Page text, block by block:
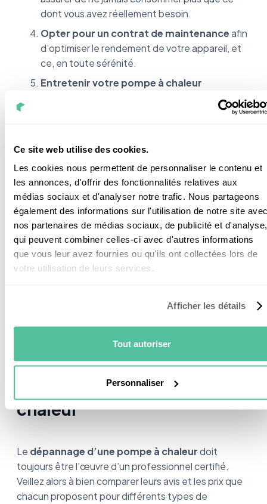
Ce site web utilise des cookies.
Les cookies nous permettent de personnaliser le contenu et
les annonces, d'offrir des fonctionnalités relatives aux
médias sociaux et d'analyser notre trafic. Nous partageons
également des informations sur l'utilisation de notre site
nos partenaires de médias sociaux, de publicité et d'analyse,
qui peuvent combiner celles-ci avec d'autres informations
que vous leur avez fournies ou qu'ils ont collectées lors de
votre utilisation de leurs services.
Afficher les détails
Tout autoriser
Personnaliser
dont vous avez réellement besoin.
Opter pour un contrat de maintenanceafin
d’optimiser le rendement de votre appareil, et
ce, en toute sérénité.
Entretenir votre pompe à chaleur
. Si la plupart des points de
contrôles sont vérifiés par le technicien lors de
votre équipement en cas de grand froid, toutes
ces habitudes permettent de prévenir
d’éventuelles pannes. L’entretien est la clé
pour une durée de vie optimale.
En définitive, faire appel à un professionnel pour
préparer l’installation et pour entretenir votre PAC
est le meilleur moyen d’optimiser son rendement et
Ce qu’il faut retenir sur le
dépannage de ma pompe à
chaleur
Le dépannage d’une pompe à chaleurdoit
toujours être l’œuvre d’un professionnel certifié.
Veillez alors à bien comparer leurs avis et les prix que
chacun proposent pour différents types de